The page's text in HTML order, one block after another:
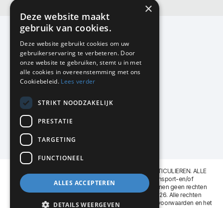
KMP Kantoormeubilair
Airport Business Park
Frankfurtstraat 29-31
1175 RH Lijnden
020-617 01 26
info@kmpkantoormeubilair.nl
Facebook
Instagram
KMP Kantoormeubilair levert aan BEDRIJVEN en PARTICULIEREN. ALLE
GENOEMDE PRIJZEN ZIJN EXCL. 21% B.T.W. Transport-en/of
Montagekosten op aanvraag. Aan deze website kunnen geen rechten
worden ontleend. KMP Kantoormeubilair VOF © 2026. Alle rechten
voorbehouden. Lees voor gebruik graag de
leveringsvoorwaarden en het
×
Deze website maakt
gebruik van cookies.
Deze website gebruikt cookies om uw
gebruikerservaring te verbeteren. Door
onze website te gebruiken, stemt u in met
alle cookies in overeenstemming met ons
Cookiebeleid. Lees verder
STRIKT NOODZAKELIJK
PRESTATIE
TARGETING
FUNCTIONEEL
ALLES ACCEPTEREN
DETAILS WEERGEVEN